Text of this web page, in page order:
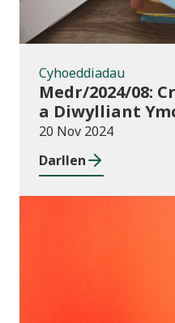
Cyhoeddiadau
Medr/2024/08:
a Diwylliant
(WREC) 2024/25
20 Nov 2024
Darllen